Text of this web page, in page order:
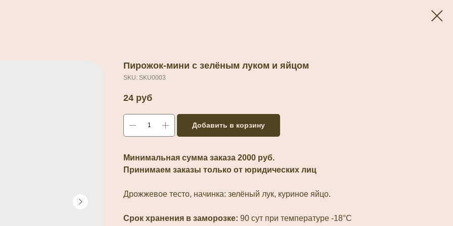
Пирожок-мини с зелёным луком и яйцом
SKU: SKU0003
24 руб
Добавить в корзину
Минимальная сумма заказа 2000 руб.
Принимаем заказы только от юридических лиц
Дрожжевое тесто, начинка: зелёный лук, куриное яйцо.
Срок хранения в заморозке: 90 сут при температуре -18°С